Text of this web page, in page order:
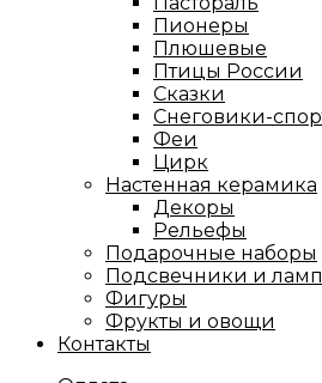
Пионеры
Плюшевые
Птицы России
Сказки
Снеговики-
Феи
Цирк
Настенная керамика
Декоры
Рельефы
Подарочные наборы
Подсвечники и
Фигуры
Фрукты и овощи
Контакты